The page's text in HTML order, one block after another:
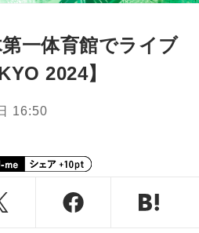
一体育館でライブ
2024】
16:50